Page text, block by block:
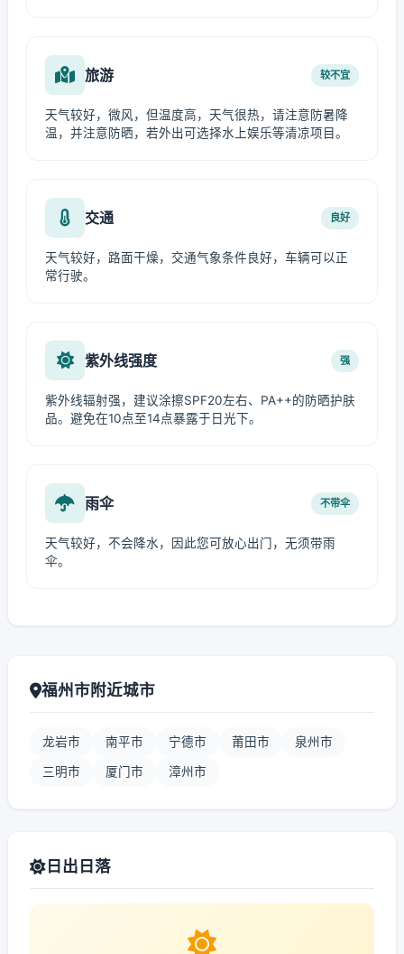
旅游 较不宜
天气较好，微风，但温度高，天气很热，请注意防暑降
温，并注意防晒，若外出可选择水上娱乐等清凉项目。
交通 良好
天气较好，路面干燥，交通气象条件良好，车辆可以正
常行驶。
紫外线强度 强
紫外线辐射强，建议涂擦SPF20左右、PA++的防晒护肤
品。避免在10点至14点暴露于日光下。
雨伞 不带伞
天气较好，不会降水，因此您可放心出门，无须带雨
伞。
福州市附近城市
龙岩市 南平市 宁德市 莆田市 泉州市
三明市 厦门市 漳州市
日出日落